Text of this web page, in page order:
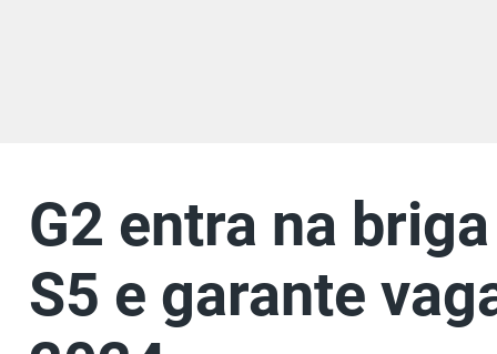
G2 entra na
S5 e garante